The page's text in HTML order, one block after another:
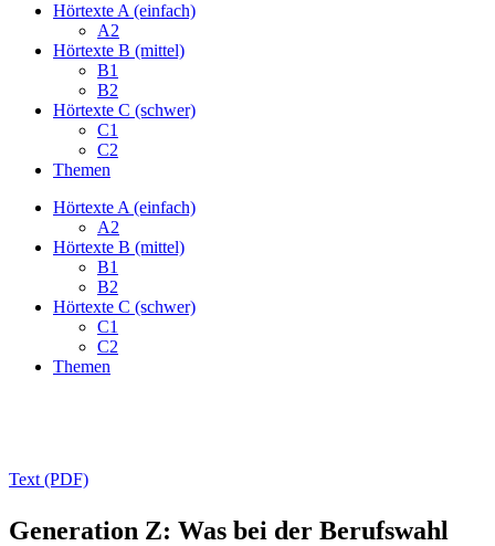
Hörtexte A (einfach)
A2
Hörtexte B (mittel)
B1
B2
Hörtexte C (schwer)
C1
C2
Themen
Hörtexte A (einfach)
A2
Hörtexte B (mittel)
B1
B2
Hörtexte C (schwer)
C1
C2
Themen
Text (PDF)
Generation Z: Was bei der Berufswahl